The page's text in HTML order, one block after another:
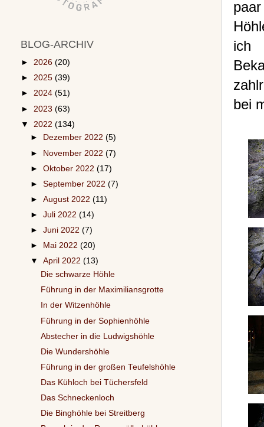
ich
bei
BLOG-ARCHIV
► 2026 (20)
► 2025 (39)
► 2024 (51)
► 2023 (63)
▼ 2022 (134)
►
Dezember 2022(5)
► November 2022(7)
►Oktober 2022(17)
►September 2022(7)
►August 2022(11)
►Juli 2022(14)
►Juni 2022(7)
►
Mai 2022(20)
▼April 2022(13)
Die schwarze Höhle
Führung in der Maximiliansgrotte
In der Witzenhöhle
Führung in der Sophienhöhle
Abstecher in die Ludwigshöhle
Die Wundershöhle
Führung in der großen Teufelshöhle
Das Kühloch bei Tüchersfeld
Das Schneckenloch
Die Binghöhle bei Streitberg